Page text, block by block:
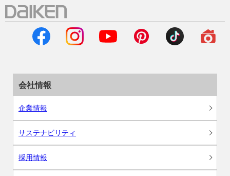
会社情報
企業情報
サステナビリティ
採用情報